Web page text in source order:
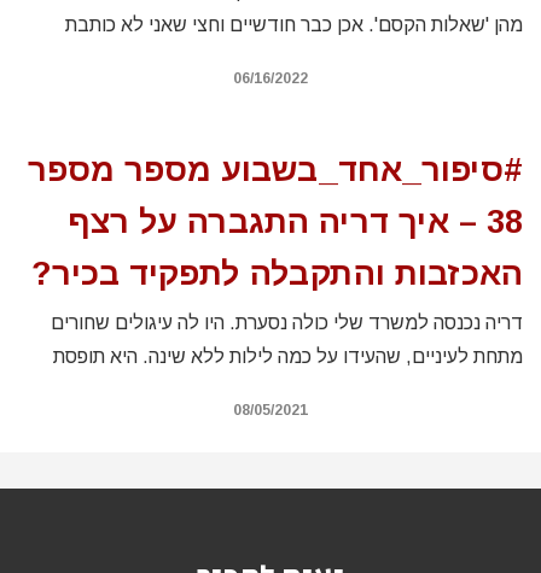
מהן 'שאלות הקסם'. אכן כבר חודשיים וחצי שאני לא כותבת
06/16/2022
#סיפור_אחד_בשבוע מספר מספר
38 – איך דריה התגברה על רצף
האכזבות והתקבלה לתפקיד בכיר?
דריה נכנסה למשרד שלי כולה נסערת. היו לה עיגולים שחורים
מתחת לעיניים, שהעידו על כמה לילות ללא שינה. היא תופסת
08/05/2021